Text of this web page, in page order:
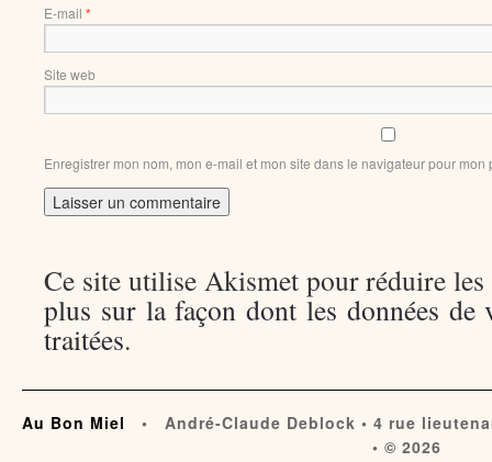
E-mail *
Site web
Enregistrer mon nom, mon e-mail et mon site dans le navigateur pour
Ce site utilise Akismet pour réduire
plus sur la façon dont les données de
traitées.
Au Bon Miel
• André-Claude Deblock • 4 rue
• © 2026